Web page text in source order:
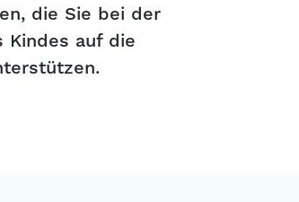
die Sie bei der
Kindes auf die